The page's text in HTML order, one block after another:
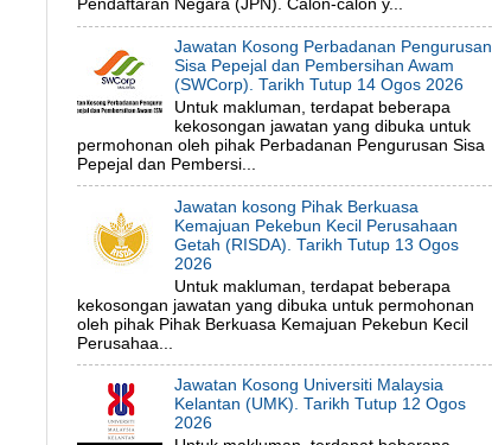
Pendaftaran Negara (JPN). Calon-calon y...
Jawatan Kosong Perbadanan Pengurusan
Sisa Pepejal dan Pembersihan Awam
(SWCorp). Tarikh Tutup 14 Ogos 2026
Untuk makluman, terdapat beberapa
kekosongan jawatan yang dibuka untuk
permohonan oleh pihak Perbadanan Pengurusan Sisa
Pepejal dan Pembersi...
Jawatan kosong Pihak Berkuasa
Kemajuan Pekebun Kecil Perusahaan
Getah (RISDA). Tarikh Tutup 13 Ogos
2026
Untuk makluman, terdapat beberapa
kekosongan jawatan yang dibuka untuk permohonan
oleh pihak Pihak Berkuasa Kemajuan Pekebun Kecil
Perusahaa...
Jawatan Kosong Universiti Malaysia
Kelantan (UMK). Tarikh Tutup 12 Ogos
2026